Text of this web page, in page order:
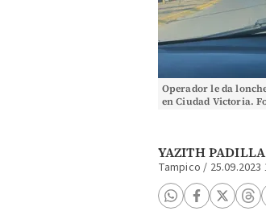
Operador le da
en Ciudad Victoria.
YAZITH
Tampico / 25.09.2023